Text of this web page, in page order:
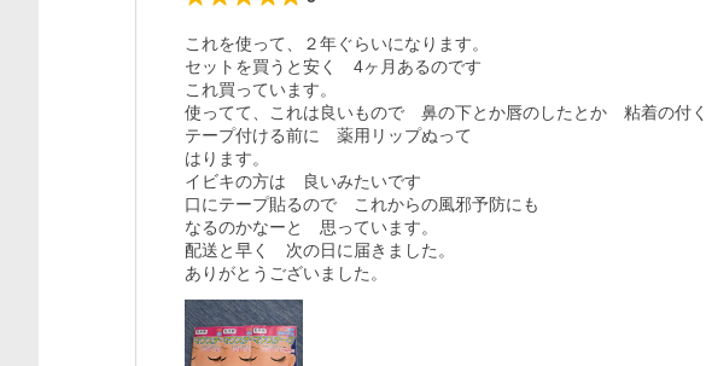
これを使って、２年ぐらいになります。
セットを買うと安く　4ヶ月あるのです
これ買っています。
使ってて、これは良いもので　鼻の下とか唇のしたとか　粘着の付
テープ付ける前に　薬用リップぬって
はります。
イビキの方は　良いみたいです
口にテープ貼るので　これからの風邪予防にも
なるのかなーと　思っています。
配送と早く　次の日に届きました。
ありがとうございました。